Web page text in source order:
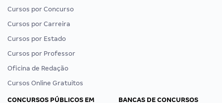
Cursos por Concurso
Cursos por Carreira
Cursos por Estado
Cursos por Professor
Oficina de Redação
Cursos Online Gratuitos
CONCURSOS PÚBLICOS EM
BANCAS DE CONCURSOS